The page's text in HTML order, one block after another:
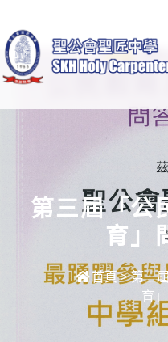
第三屆「公
育」
首頁>第三
育